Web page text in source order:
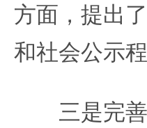
方面，提出
和社会公示程
三是完善